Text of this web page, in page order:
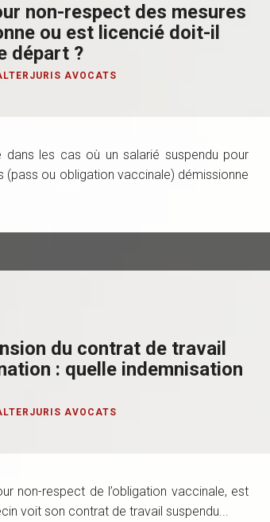
non-respect des mesures
ou est licencié doit-il
départ ?
AVOCATS
dans les cas où un salarié suspendu pour
(pass ou obligation vaccinale) démissionne
du contrat de travail
: quelle indemnisation
AVOCATS
non-respect de l’obligation vaccinale, est
voit son contrat de travail suspendu...